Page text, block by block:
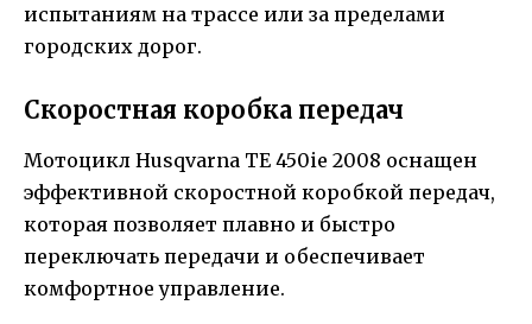
испытаниям на трассе или за пределами
городских дорог.
Скоростная коробка передач
Мотоцикл Husqvarna TE 450ie 2008 оснащен
эффективной скоростной коробкой передач,
которая позволяет плавно и быстро
переключать передачи и обеспечивает
комфортное управление.